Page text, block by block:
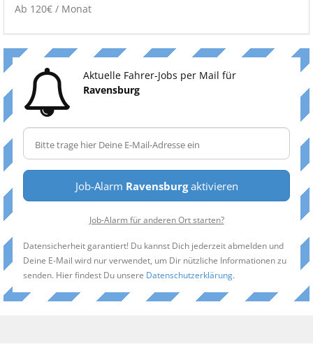
Ab 120€ / Monat
Aktuelle Fahrer-Jobs per Mail für
Ravensburg
Job-Alarm Ravensburgaktivieren
Job-Alarm für anderen Ort starten?
Datensicherheit garantiert! Du kannst Dich jederzeit abmelden und
Deine E-Mail wird nur verwendet, um Dir nützliche Informationen zu
senden. Hier findest Du unsere Datenschutzerklärung.